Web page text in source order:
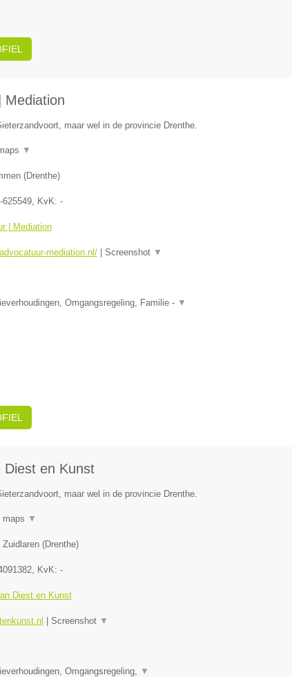
Mediation
maar wel in de provincie Drenthe.
▼
(Drenthe)
625549, KvK: -
| Mediation
mediation.nl/| Screenshot ▼
Omgangsregeling, Familie - ▼
Diest en Kunst
maar wel in de provincie Drenthe.
maps ▼
Zuidlaren(Drenthe)
, KvK: -
Diest en Kunst
Screenshot ▼
Omgangsregeling, ▼